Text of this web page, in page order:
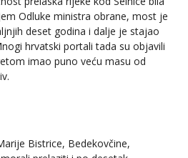
Odluke ministra obrane, most je
deset godina i dalje je stajao
hrvatski portali tada su objavili
imao puno veću masu od
Bistrice, Bedekovčine,